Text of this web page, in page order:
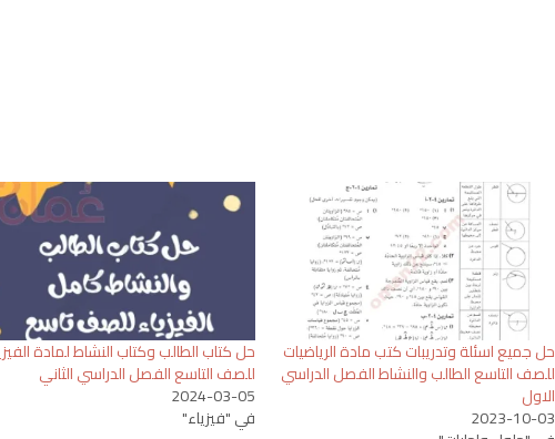
حل جميع اسئلة وتدريبات كتب مادة الرياضيات
للصف التاسع الطالب والنشاط الفصل الدراسي
الاول
2023-10-03
حل كتاب الطالب وكتاب النشاط لمادة
للصف التاسع الفصل الدراسي الثاني
2024-03-05
في "فيزياء"